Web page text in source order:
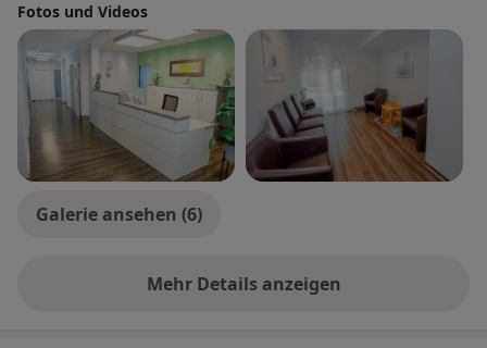
Fotos und Videos
Galerie ansehen (6)
Mehr Details anzeigen
über Erfahrungen